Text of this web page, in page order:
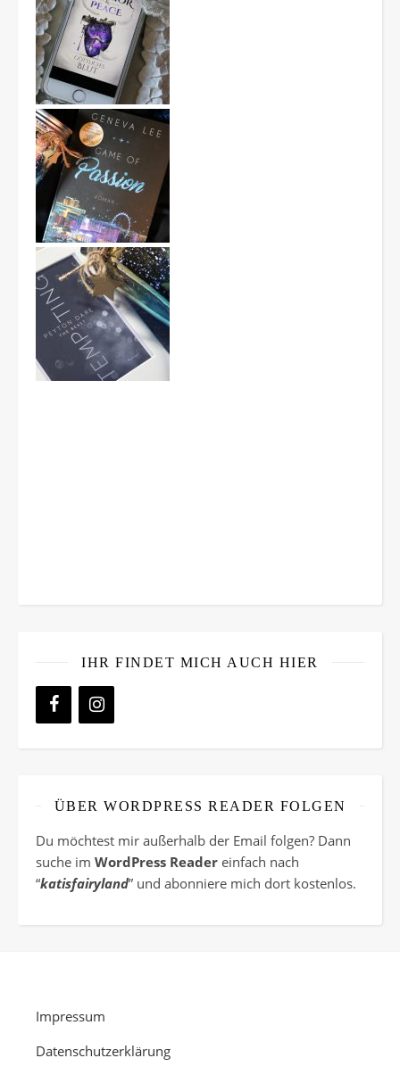
IHR FINDET MICH AUCH HIER
ÜBER WORDPRESS READER FOLGEN
Du möchtest mir außerhalb der Email folgen? Dann
suche im WordPress Reader einfach nach
“katisfairyland” und abonniere mich dort kostenlos.
Impressum
Datenschutzerklärung